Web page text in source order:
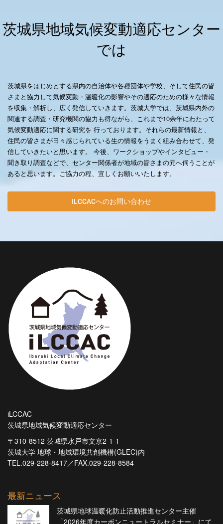
茨城県地域気候変動適応センター
では
茨城県をはじめとする県内の自治体や各種団体や学校、そして住民の皆
さまと協力して気候変動・温暖化の影響やその適応のための様々な情報
を収集・解析し、広く発信していきます。茨城大学では、茨城県内外の
関連する調査・研究機関の協力も得ながら、これまで10余年にわたって
気候変動適応に関する研究を 行っております。それらの最新情報と、
住民の皆さまが日々感じられている生の情報をうまく組み合わせて、発
信していきたいと思います。 今後、ワークショップやインタビュー・
聞き取り調査などで、センター関係者が地域の皆さまの元へ伺うことが
あると思います。ご協力の程、宜しくお願いいたします。
ILCCACへのお問い合わせ
iLCCAC
茨城県地域気候変動適応センター
〒310-8512 茨城県水戸市文京2-1-1
茨城大学 地球・地域環境共創機構(GLEC)内
TEL.029-228-8417／FAX.029-228-8584
最新ニュース
茨城県地球温暖化防止活動推進センター主催
「2026年度カーボンニュートラルセミナー」にて